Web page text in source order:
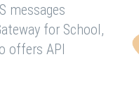
messages
for School,
offers API